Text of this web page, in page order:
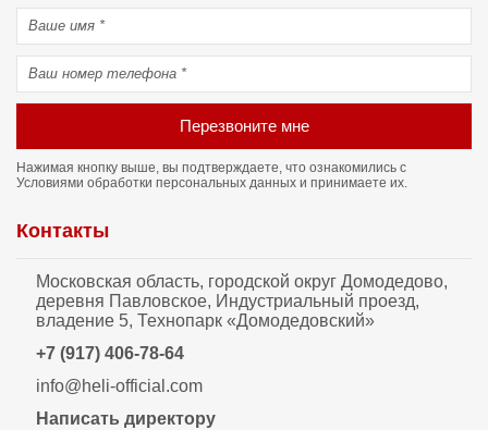
Перезвоните мне
Нажимая кнопку выше, вы подтверждаете, что ознакомились с
Условиями обработки персональных данных и принимаете их.
Контакты
Московская область, городской округ Домодедово,
деревня Павловское, Индустриальный проезд,
владение 5, Технопарк «Домодедовский»
+7 (917) 406-78-64
info@heli-official.com
Написать директору